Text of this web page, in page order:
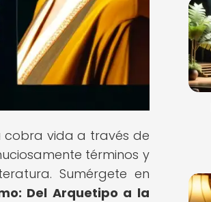
cobra vida a través de
términos y
Sumérgete en
Del Arquetipo a la